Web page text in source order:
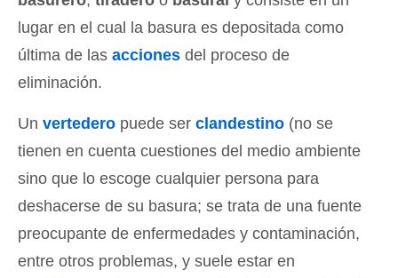
lugar en el cual la basura es depositada como
última de las acciones del proceso de
eliminación.
Un vertedero puede ser clandestino (no se
tienen en cuenta cuestiones del medio ambiente
sino que lo escoge cualquier persona para
deshacerse de su basura; se trata de una fuente
preocupante de enfermedades y contaminación,
entre otros problemas, y suele estar en